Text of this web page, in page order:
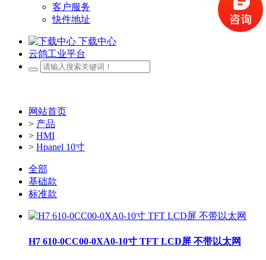
客户服务
快件地址
下载中心
云鸽工业平台
网站首页
> 产品
> HMI
> Hpanel 10寸
全部
基础款
标准款
H7 610-0CC00-0XA0-10寸 TFT LCD屏 不带以太网